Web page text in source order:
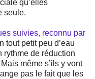
qu’elles
seule.
suivies, reconnu par
tout petit peu d’eau
rythme de réduction
même s’ils y vont
pas le fait que les